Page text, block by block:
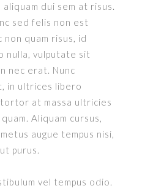
dui sem at risus.
sed felis non est
non quam risus, id
nulla, vulputate sit
nec erat. Nunc
in ultrices libero
at massa ultricies
Aliquam cursus,
augue tempus nisi,
purus.
vel tempus odio.